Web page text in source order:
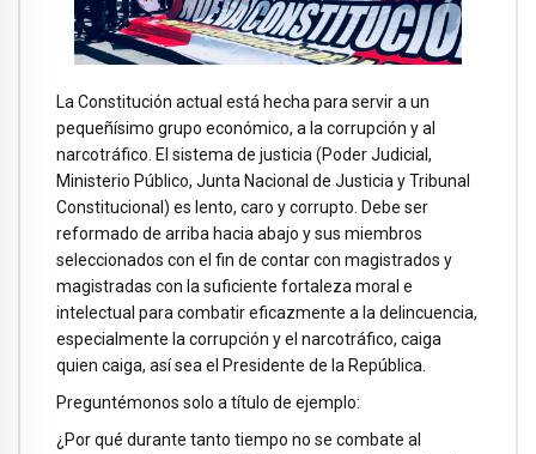
La Constitución actual está hecha para servir a un
pequeñísimo grupo económico, a la corrupción y al
narcotráfico. El sistema de justicia (Poder Judicial,
Ministerio Público, Junta Nacional de Justicia y Tribunal
Constitucional) es lento, caro y corrupto. Debe ser
reformado de arriba hacia abajo y sus miembros
seleccionados con el fin de contar con magistrados y
magistradas con la suficiente fortaleza moral e
intelectual para combatir eficazmente a la delincuencia,
especialmente la corrupción y el narcotráfico, caiga
quien caiga, así sea el Presidente de la República.
Preguntémonos solo a título de ejemplo:
¿Por qué durante tanto tiempo no se combate al